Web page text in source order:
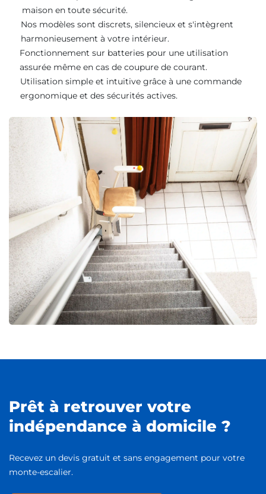
maison en toute sécurité.
Nos modèles sont discrets, silencieux et s'intègrent
harmonieusement à votre intérieur.
Fonctionnement sur batteries pour une utilisation
assurée même en cas de coupure de courant.
Utilisation simple et intuitive grâce à une commande
ergonomique et des sécurités actives.
Prêt à retrouver votre
indépendance à domicile ?
Recevez un devis gratuit et sans engagement pour votre
monte-escalier.